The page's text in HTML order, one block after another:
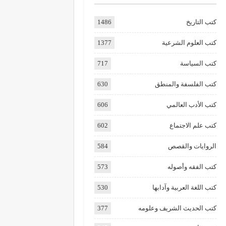
كتب التاريخ 1486
كتب العلوم الشرعية 1377
كتب السياسة 717
كتب الفلسفة والمنطق 630
كتب الأدب العالمي 606
كتب علم الاجتماع 602
الروايات والقصص 584
كتب الفقه وأصوله 573
كتب اللغة العربية وآدابها 530
كتب الحديث الشريف وعلومه 377